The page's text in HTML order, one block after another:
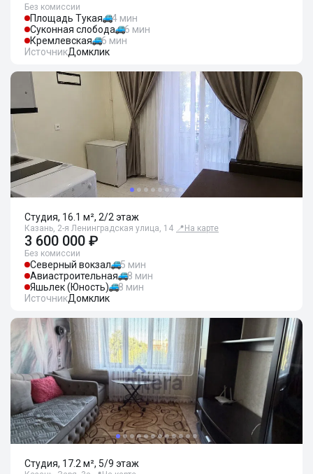
Без комиссии
Площадь Тукая
4 мин
Суконная слобода
6 мин
Кремлевская
6 мин
ИсточникДомклик
Студия, 16.1 м², 2/2 этаж
Казань, 2-я Ленинградская улица, 14 📍 На карте
3 600 000 ₽
Без комиссии
Северный вокзал
5 мин
Авиастроительная
8 мин
Яшьлек (Юность)
8 мин
ИсточникДомклик
Студия, 17.2 м², 5/9 этаж